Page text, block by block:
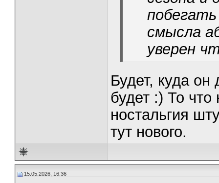
смысла
уверен
Будет, куда
будет :) То
ностальгия
тут нового.
15.05.2026, 16:36